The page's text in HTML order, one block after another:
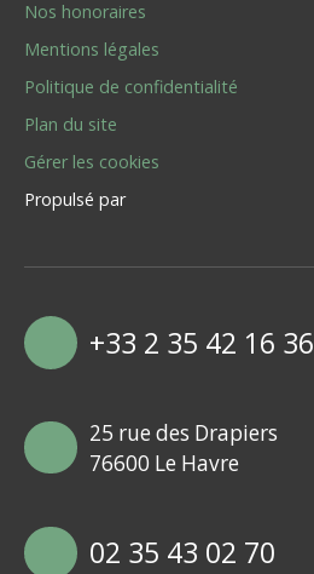
Nos honoraires
Mentions légales
Politique de confidentialité
Plan du site
Gérer les cookies
Propulsé par
+33 2 35 42 16 36
25 rue des Drapiers
76600 Le Havre
02 35 43 02 70